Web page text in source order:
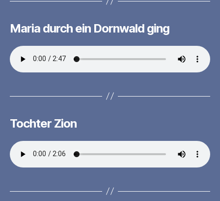
Maria durch ein Dornwald ging
Tochter Zion